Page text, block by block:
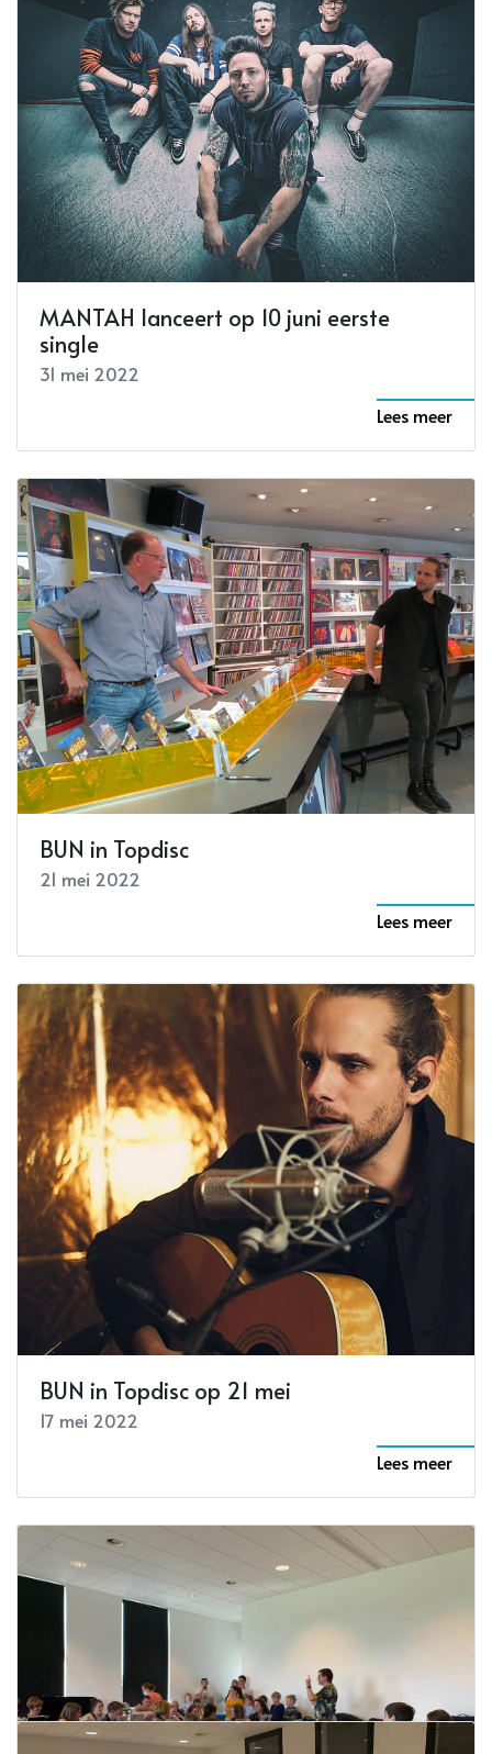
MANTAH lanceert op 10 juni eerste
single
31 mei 2022
Lees meer
BUN in Topdisc
21 mei 2022
Lees meer
BUN in Topdisc op 21 mei
17 mei 2022
Lees meer